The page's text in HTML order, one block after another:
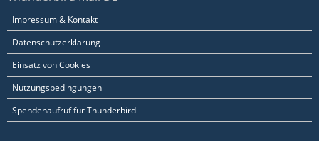
Impressum & Kontakt
Datenschutzerklärung
Einsatz von Cookies
Nutzungsbedingungen
Spendenaufruf für Thunderbird